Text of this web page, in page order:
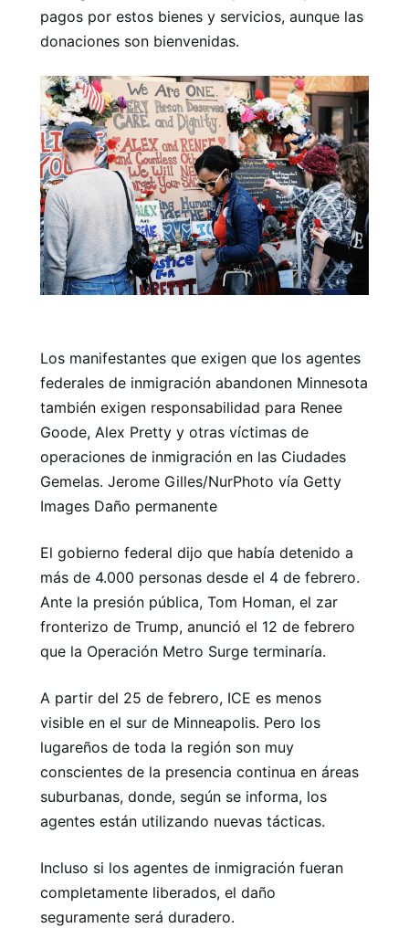
pagos por estos bienes y servicios, aunque las
donaciones son bienvenidas.
Los manifestantes que exigen que los agentes
federales de inmigración abandonen Minnesota
también exigen responsabilidad para Renee
Goode, Alex Pretty y otras víctimas de
operaciones de inmigración en las Ciudades
Gemelas. Jerome Gilles/NurPhoto vía Getty
Images Daño permanente
El gobierno federal dijo que había detenido a
más de 4.000 personas desde el 4 de febrero.
Ante la presión pública, Tom Homan, el zar
fronterizo de Trump, anunció el 12 de febrero
que la Operación Metro Surge terminaría.
A partir del 25 de febrero, ICE es menos
visible en el sur de Minneapolis. Pero los
lugareños de toda la región son muy
conscientes de la presencia continua en áreas
suburbanas, donde, según se informa, los
agentes están utilizando nuevas tácticas.
Incluso si los agentes de inmigración fueran
completamente liberados, el daño
seguramente será duradero.